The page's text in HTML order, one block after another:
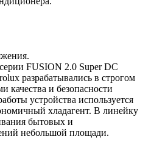
FUSION 2.0 Super DC
разрабатывались в строгом
качества и безопасности
устройства используется
хладагент. В линейку
бытовых и
небольшой площади.